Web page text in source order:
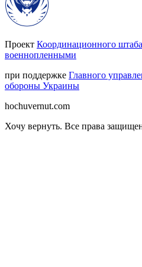
Проект Координационного
военнопленными
при поддержке Главного
обороны Украины
hochuvernut.com
Хочу вернуть. Все права